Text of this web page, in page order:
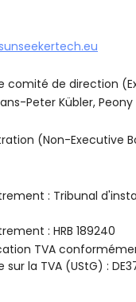
comité de direction
Peter Kübler, Peony
(Non-Executive
: Tribunal
: HRB 189240
TVA
la TVA (UStG) :